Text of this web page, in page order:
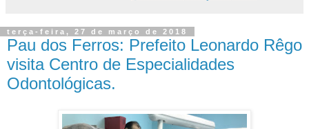
terça-feira, 27 de março de 2018
Pau dos Ferros: Prefeito Leonardo Rêgo
visita Centro de Especialidades
Odontológicas.